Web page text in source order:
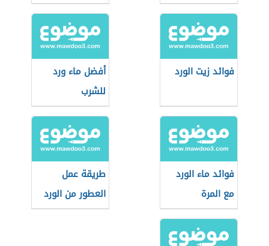
فوائد زيت الورد
أفضل ماء ورد
للشرب
فوائد ماء الورد
مع المرة
طريقة عمل
العطور من الورد